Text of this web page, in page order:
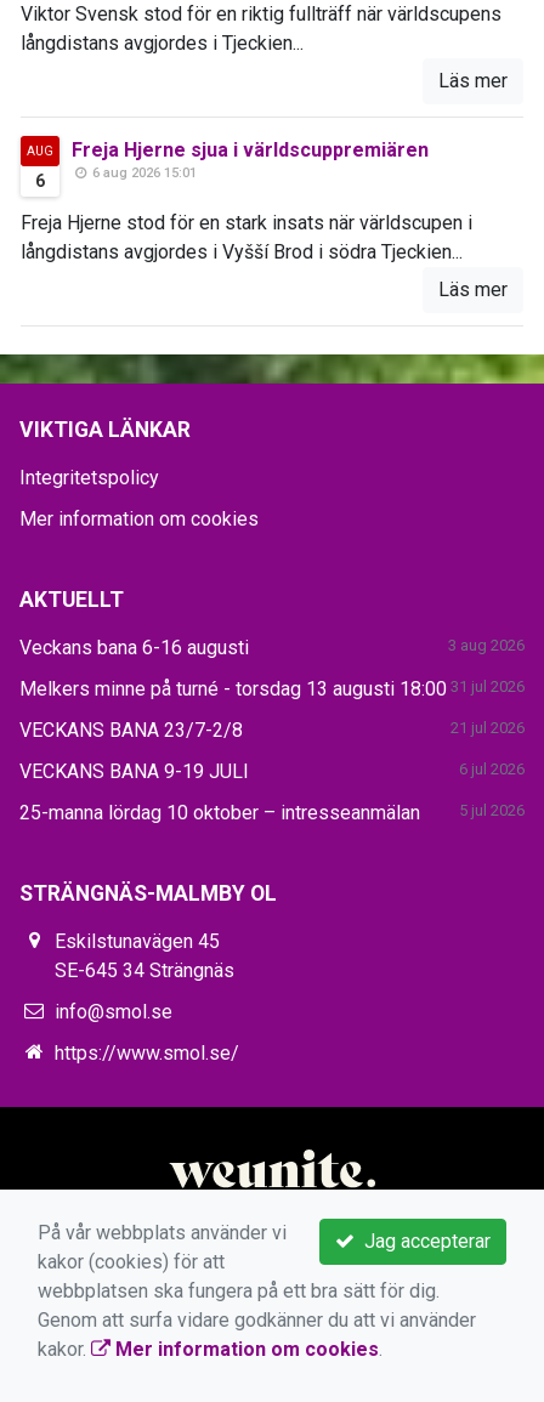
Viktor Svensk stod för en riktig fullträff när världscupens
långdistans avgjordes i Tjeckien...
Läs mer
AUG
6
Freja Hjerne sjua i världscuppremiären
6 aug 2026 15:01
Freja Hjerne stod för en stark insats när världscupen i
långdistans avgjordes i Vyšší Brod i södra Tjeckien...
Läs mer
VIKTIGA LÄNKAR
Integritetspolicy
Mer information om cookies
AKTUELLT
Veckans bana 6-16 augusti 3 aug 2026
Melkers minne på turné - torsdag 13 augusti 18:00 31 jul 2026
VECKANS BANA 23/7-2/8 21 jul 2026
VECKANS BANA 9-19 JULI 6 jul 2026
25-manna lördag 10 oktober – intresseanmälan 5 jul 2026
STRÄNGNÄS-MALMBY OL
Eskilstunavägen 45
SE-645 34 Strängnäs
info@smol.se
https://www.smol.se/
Jag accepterar
På vår webbplats använder vi
kakor (cookies) för att
webbplatsen ska fungera på ett bra sätt för dig.
Genom att surfa vidare godkänner du att vi använder
kakor.
Mer information om cookies.